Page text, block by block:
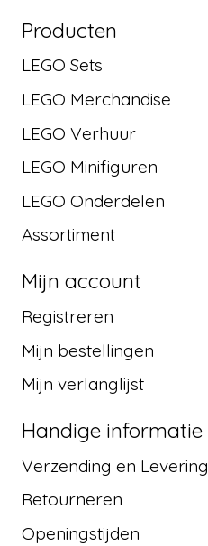
Producten
LEGO Sets
LEGO Merchandise
LEGO Verhuur
LEGO Minifiguren
LEGO Onderdelen
Assortiment
Mijn account
Registreren
Mijn bestellingen
Mijn verlanglijst
Handige informatie
Verzending en Levering
Retourneren
Openingstijden